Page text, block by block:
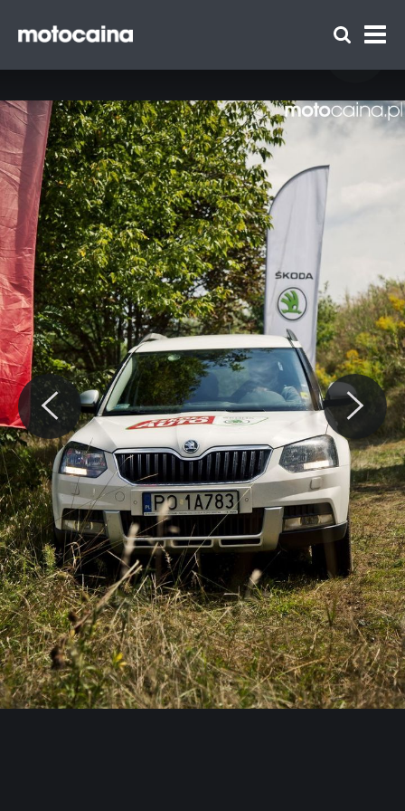
Motocaina Team na szkoleniu z
doskonalenia techniki jazdy Szkoły Auto
Zespół Motocaina
Regulamin
Polityka prywatności
Reklama
Kontakt
© Motocaina.pl All rights reserved.